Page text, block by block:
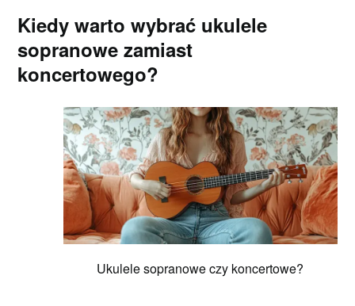
Kiedy warto wybrać ukulele
sopranowe zamiast
koncertowego?
Ukulele sopranowe czy koncertowe?